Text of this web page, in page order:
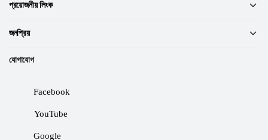
প্রয়োজনীয় লিংক
জনপ্রিয়
যোগাযোগ
Facebook
YouTube
Google